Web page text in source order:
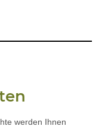
werden Ihnen